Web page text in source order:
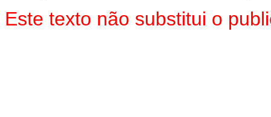
Este texto não substitui o